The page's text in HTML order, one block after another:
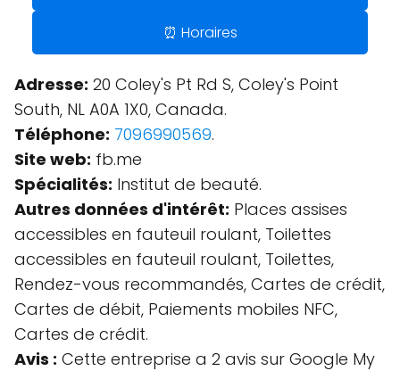
⏰ Horaires
Adresse: 20 Coley's Pt Rd S, Coley's Point
South, NL A0A 1X0, Canada.
Téléphone: 7096990569.
Site web: fb.me
Spécialités: Institut de beauté.
Autres données d'intérêt: Places assises
accessibles en fauteuil roulant, Toilettes
accessibles en fauteuil roulant, Toilettes,
Rendez-vous recommandés, Cartes de crédit,
Cartes de débit, Paiements mobiles NFC,
Cartes de crédit.
Avis : Cette entreprise a 2 avis sur Google My